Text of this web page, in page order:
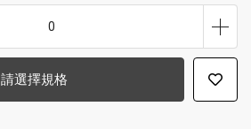
0
請選擇規格